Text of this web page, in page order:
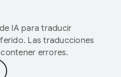
IA para traducir
Las traducciones
errores.